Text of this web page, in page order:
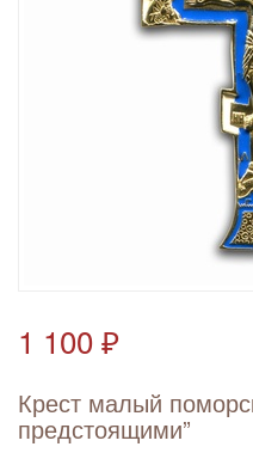
1 100 ₽
Крест малый
предстоящими”